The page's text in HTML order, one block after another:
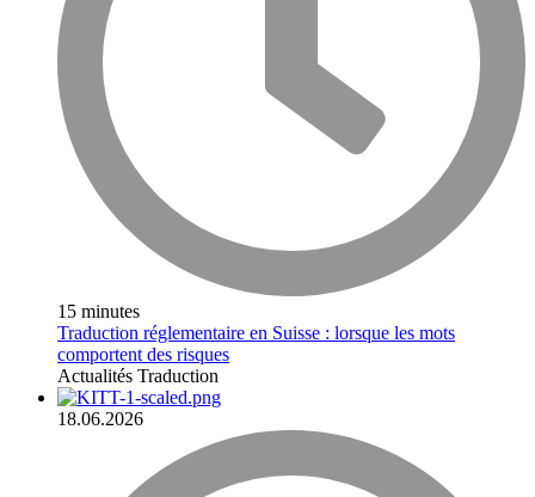
15 minutes
Traduction réglementaire en Suisse : lorsque les mots
comportent des risques
Actualités Traduction
18.06.2026